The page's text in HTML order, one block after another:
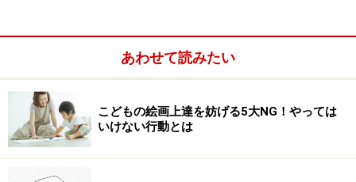
今後はここで採れたミントをカフェで提供するモヒート
広々とした敷地には、オートキャンプ場、カフェレスト
ラン、イベントスペースなどがあります。
あわせて読みたい
こどもの絵画上達を妨げる5大NG！やっては
いけない行動とは